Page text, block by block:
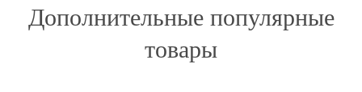
Дополнительные популярные
товары